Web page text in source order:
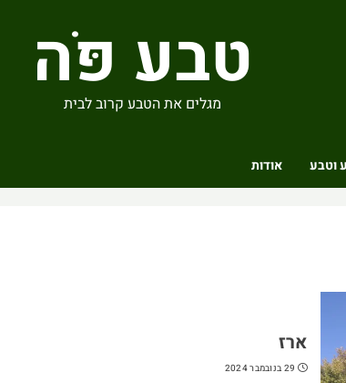
טבע פֹּה
מגלים את הטבע קרוב לבית
וטבע אודות
ארז
29 בנובמבר 2024